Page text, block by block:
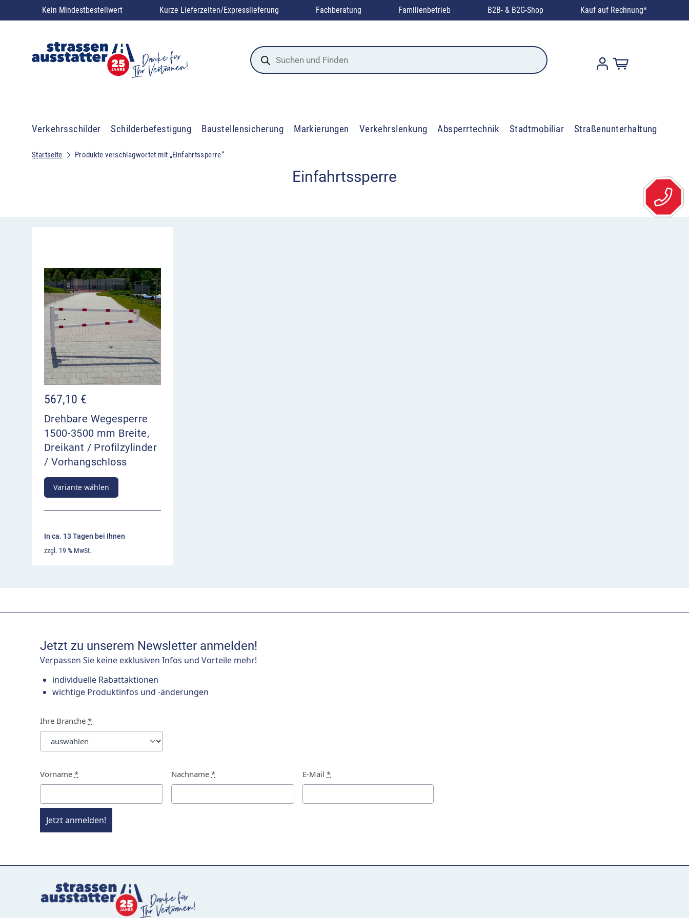
Kein Mindestbestellwert Kurze Lieferzeiten/Expresslieferung Fachberatung Familienbetrieb B2B- & B2G-Shop Kauf auf Rechnung*
Products
search
Verkehrsschilder Schilderbefestigung Baustellensicherung Markierungen Verkehrslenkung Absperrtechnik Stadtmobiliar Straßenunterhaltung
Startseite Produkte verschlagwortet mit „Einfahrtssperre“
Einfahrtssperre
567,10 €
Drehbare Wegesperre
1500-3500 mm Breite,
Dreikant / Profilzylinder
/ Vorhangschloss
Variante wählen
In ca. 13 Tagen bei Ihnen
zzgl. 19 % MwSt.
Jetzt zu unserem Newsletter anmelden!
Verpassen Sie keine exklusiven Infos und Vorteile mehr!
individuelle Rabattaktionen
wichtige Produktinfos und -änderungen
Ihre Branche *
Vorname * Nachname * E-Mail *
Jetzt anmelden!